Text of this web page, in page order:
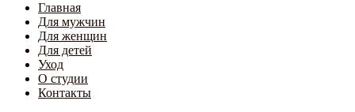
Главная
Для мужчин
Для женщин
Для детей
Уход
О студии
Контакты